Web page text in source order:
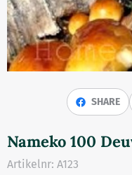
SHARE
Nameko 100
Artikelnr: A123